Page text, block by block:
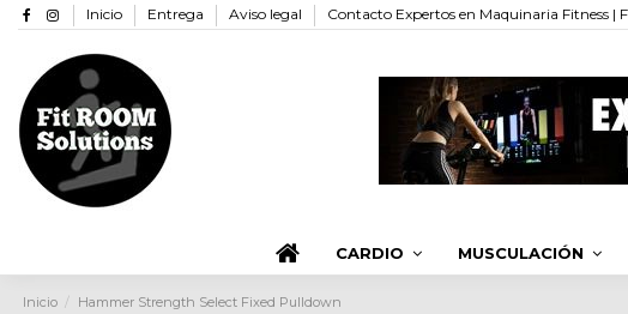
Inicio Entrega Aviso legal Contacto Expertos en Maquinaria Fitness |
CARDIO MUSCULACIÓN
Inicio Hammer Strength Select Fixed Pulldown